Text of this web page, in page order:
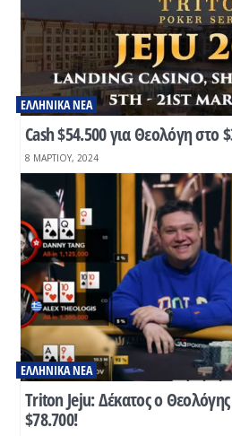
Cash $54.500 για Θεολόγη στο
ΕΛΛΗΝΙΚΆ ΝΈΑ
8 ΜΑΡΤΊΟΥ, 2024
Triton Jeju: Δέκατος ο
$78.700!
ΕΛΛΗΝΙΚΆ ΝΈΑ